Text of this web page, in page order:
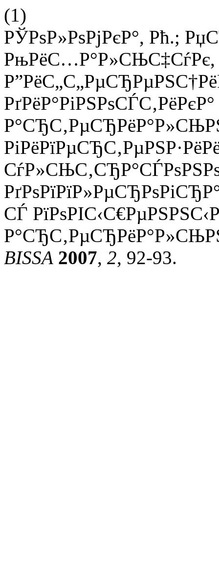
(1)
РЎРѕР»РѕРјРєР°, Рћ.;
РњРёС…Р°Р»СЊС‡СѓРє,
СЃ
BISSA 2007, 2, 92-93.